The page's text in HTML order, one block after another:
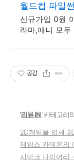
월드컵 파일
시간 보기!
신규가입 0원
라마,애니 모두
공감
'리뷰 iN' 카테고리
2D게임을 입체
테레오스코픽 3D
제임스 카메론의
s Camerons
시아크 다이어리